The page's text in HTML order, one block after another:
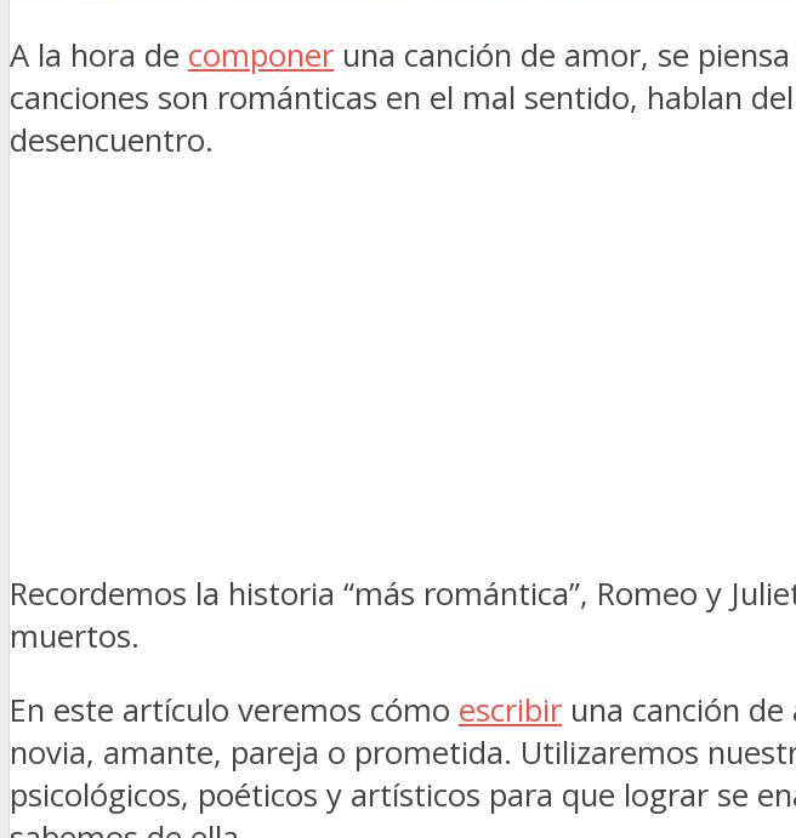
A la hora de componer una canción de amor, se
canciones son románticas en el mal sentido, hablan
desencuentro.
Recordemos la historia “más romántica”, Romeo y
muertos.
En este artículo veremos cómo escribir una canción
novia, amante, pareja o prometida. Utilizaremos
psicológicos, poéticos y artísticos para que lograr se